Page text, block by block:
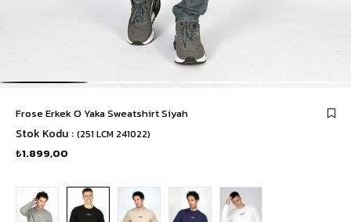
Frose Erkek O Yaka Sweatshirt Siyah
Stok Kodu (251 LCM 241022)
₺1.899,00